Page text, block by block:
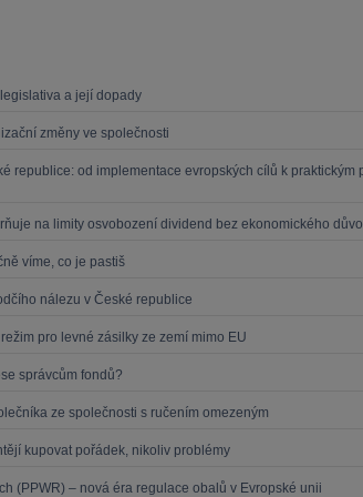
a její dopady
změny ve společnosti
republice: od implementace evropských cílů k praktickým
na limity osvobození dividend bez ekonomického
víme, co je pastiš
nálezu v České republice
pro levné zásilky ze zemí mimo EU
správcům fondů?
ze společnosti s ručením omezeným
kupovat pořádek, nikoliv problémy
(PPWR) – nová éra regulace obalů v Evropské unii